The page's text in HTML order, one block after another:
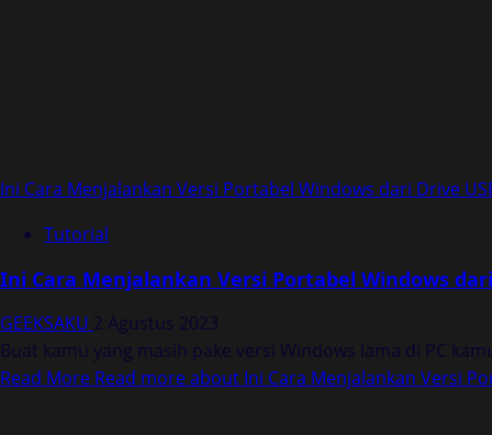
Ini Cara Menjalankan Versi Portabel Windows dari Drive
Tutorial
Ini Cara Menjalankan Versi Portabel Windows
GEEKSAKU 2 Agustus 2023
Buat kamu yang masih pake versi Windows lama di PC
Read More Read more about Ini Cara Menjalankan Versi